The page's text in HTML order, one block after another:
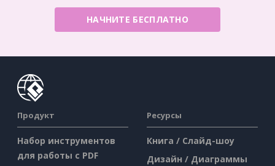
НАЧНИТЕ БЕСПЛАТНО
Продукт
Набор инструментов
для работы с PDF
Ресурсы
Книга / Слайд-шоу
Дизайн / Диаграммы